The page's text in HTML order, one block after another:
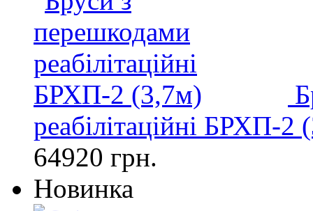
реабілітаційні БРХП-2
64920 грн.
Новинка